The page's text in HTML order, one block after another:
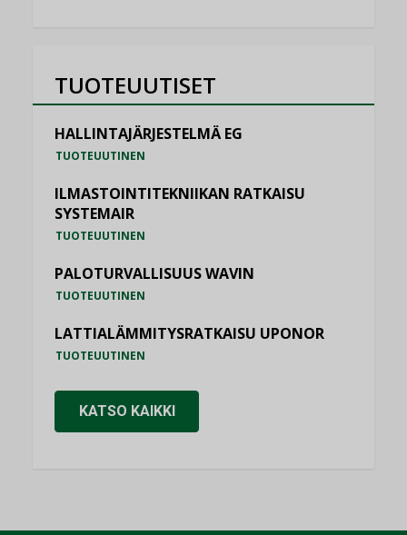
TUOTEUUTISET
HALLINTAJÄRJESTELMÄ EG
TUOTEUUTINEN
ILMASTOINTITEKNIIKAN RATKAISU
SYSTEMAIR
TUOTEUUTINEN
PALOTURVALLISUUS WAVIN
TUOTEUUTINEN
LATTIALÄMMITYSRATKAISU UPONOR
TUOTEUUTINEN
KATSO KAIKKI